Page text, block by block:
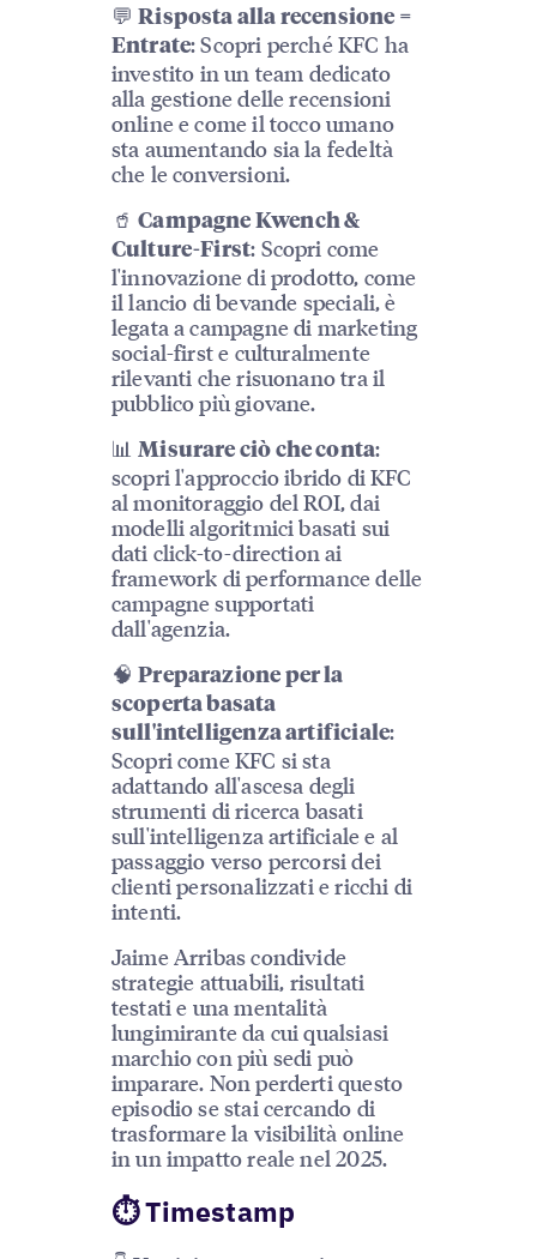
💬Risposta alla recensione =
Entrate: Scopri perché KFC ha
investito in un team dedicato
alla gestione delle recensioni
online e come il tocco umano
sta aumentando sia la fedeltà
che le conversioni.
🥤Campagne Kwench &
Culture-First: Scopri come
l'innovazione di prodotto, come
il lancio di bevande speciali, è
legata a campagne di marketing
social-first e culturalmente
rilevanti che risuonano tra il
pubblico più giovane.
📊 Misurare ciò che conta:
scopri l'approccio ibrido di KFC
al monitoraggio del ROI, dai
modelli algoritmici basati sui
dati click-to-direction ai
framework di performance delle
campagne supportati
dall'agenzia.
🧠Preparazione per la
scoperta basata
sull'intelligenza artificiale:
Scopri come KFC si sta
adattando all'ascesa degli
strumenti di ricerca basati
sull'intelligenza artificiale e al
passaggio verso percorsi dei
clienti personalizzati e ricchi di
intenti.
Jaime Arribas condivide
strategie attuabili, risultati
testati e una mentalità
lungimirante da cui qualsiasi
marchio con più sedi può
imparare. Non perderti questo
episodio se stai cercando di
trasformare la visibilità online
in un impatto reale nel 2025.
⏱ Timestamp